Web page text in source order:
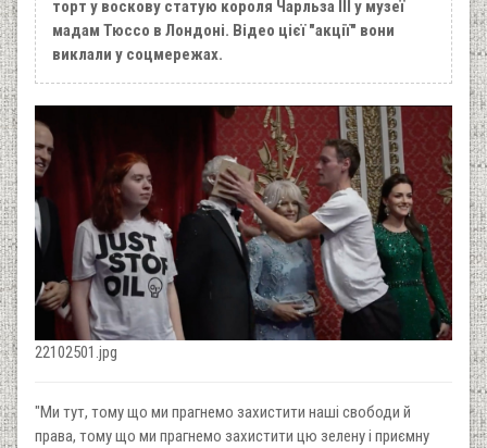
торт у воскову статую короля Чарльза ІІІ у музеї
мадам Тюссо в Лондоні. Відео цієї "акції" вони
виклали у соцмережах.
22102501.jpg
"Ми тут, тому що ми прагнемо захистити наші свободи й
права, тому що ми прагнемо захистити цю зелену і приємну